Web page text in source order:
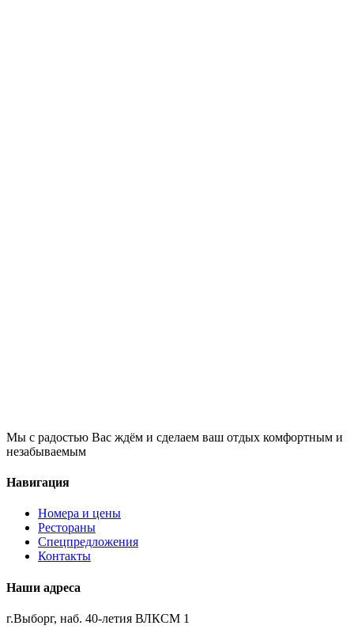
Мы с радостью Вас ждём и сделаем ваш отдых комфортным и
незабываемым
Навигация
Номера и цены
Рестораны
Спецпредложения
Контакты
Наши адреса
г.Выборг, наб. 40-летия ВЛКСМ 1